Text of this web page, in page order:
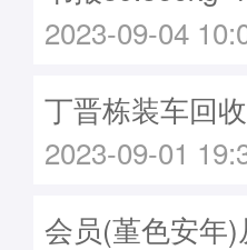
2023-09-04
丁晋栋装车回
2023-09-01
会员(堇色安年